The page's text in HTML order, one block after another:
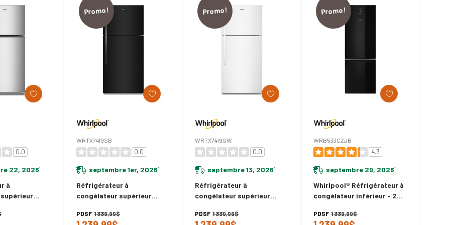
0.0
22, 2026*
à
à
Promo!
WRTX7419SB
0.0
septembre 1er, 2026*
Réfrigérateur à
congélateur supérieur
refroidissement à
PDSF 1 339,99$
Promo!
WRTX7419SW
0.0
septembre 13, 2026*
Réfrigérateur à
congélateur supérieur
refroidissement à
PDSF 1 339,99$
Promo!
WRB533CZJB
4.3
septembre 29, 2026*
Whirlpool® Réfrigérateur à
congélateur inférieur - 24
PDSF 1 339,99$